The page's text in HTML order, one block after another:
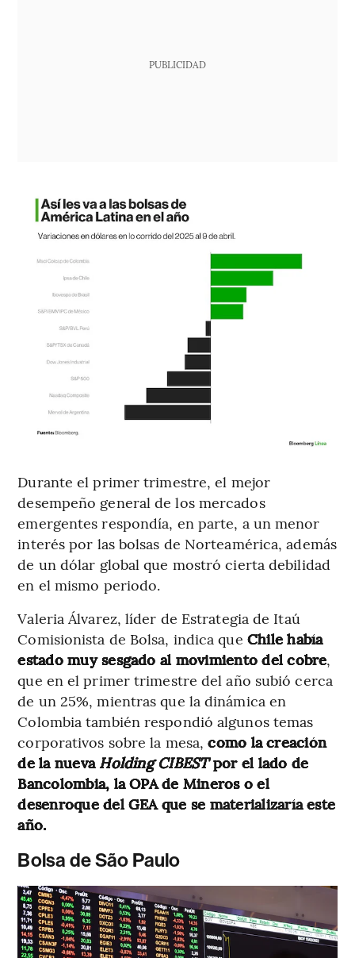
PUBLICIDAD
Durante el primer trimestre, el mejor
desempeño general de los mercados
emergentes respondía, en parte, a un menor
interés por las bolsas de Norteamérica, además
de un dólar global que mostró cierta debilidad
en el mismo periodo.
Valeria Álvarez, líder de Estrategia de Itaú
Comisionista de Bolsa, indica que Chile había
estado muy sesgado al movimiento del cobre,
que en el primer trimestre del año subió cerca
de un 25%, mientras que la dinámica en
Colombia también respondió algunos temas
corporativos sobre la mesa, como la creación
de la nuevaHolding CIBESTpor el lado de
Bancolombia, la OPA de Mineros o el
desenroque del GEA que se materializaría este
año.
Bolsa de São Paulo